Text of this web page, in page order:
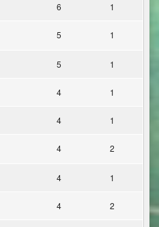
6 1
5 1
5 1
4 1
4 1
4 2
4 1
4 2